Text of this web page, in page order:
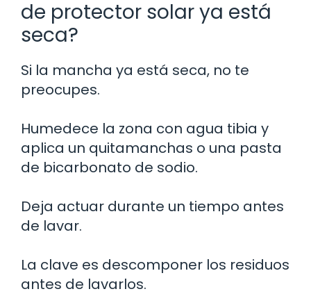
de protector solar ya está
seca?
Si la mancha ya está seca, no te
preocupes.
Humedece la zona con agua tibia y
aplica un quitamanchas o una pasta
de bicarbonato de sodio.
Deja actuar durante un tiempo antes
de lavar.
La clave es descomponer los residuos
antes de lavarlos.